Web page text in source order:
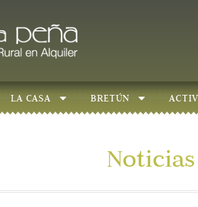
LA CASA BRETÚN
Noticias